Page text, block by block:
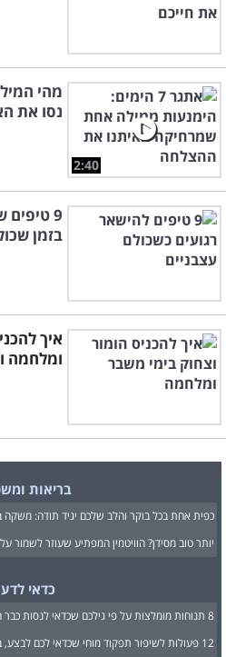
2:40
מהי
נסו את
9
בזמן
איך
ומלחמה
בריאות
כפית אחת בכל בוקר והלב שלכם יגיד תודה: משקה
יותר טוב מסידן? הוויטמין המפתיע שעוזר לשמור
כדאי
8 תנוחות מומלצות על פי גילכם שכדאי לנסות כבר הלילה במיטה
12 פעולות לשיפור תפקוד מוחי שכדאי לכם לבצע, במיוחד את 6!